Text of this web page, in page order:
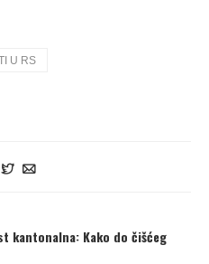
U RS
kantonalna: Kako do čišćeg